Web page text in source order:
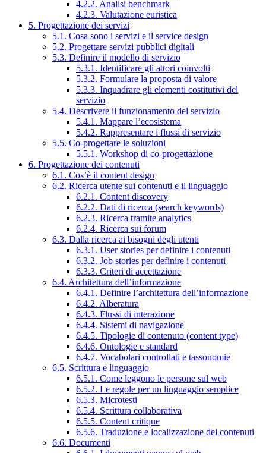
4.2.2. Analisi benchmark
4.2.3. Valutazione euristica
5. Progettazione dei servizi
5.1. Cosa sono i servizi e il service design
5.2. Progettare servizi pubblici digitali
5.3. Definire il modello di servizio
5.3.1. Identificare gli attori coinvolti
5.3.2. Formulare la proposta di valore
5.3.3. Inquadrare gli elementi costitutivi del
servizio
5.4. Descrivere il funzionamento del servizio
5.4.1. Mappare l’ecosistema
5.4.2. Rappresentare i flussi di servizio
5.5. Co-progettare le soluzioni
5.5.1. Workshop di co-progettazione
6. Progettazione dei contenuti
6.1. Cos’è il content design
6.2. Ricerca utente sui contenuti e il linguaggio
6.2.1. Content discovery
6.2.2. Dati di ricerca (search keywords)
6.2.3. Ricerca tramite analytics
6.2.4. Ricerca sui forum
6.3. Dalla ricerca ai bisogni degli utenti
6.3.1. User stories per definire i contenuti
6.3.2. Job stories per definire i contenuti
6.3.3. Criteri di accettazione
6.4. Architettura dell’informazione
6.4.1. Definire l’architettura dell’informazione
6.4.2. Alberatura
6.4.3. Flussi di interazione
6.4.4. Sistemi di navigazione
6.4.5. Tipologie di contenuto (content type)
6.4.6. Ontologie e standard
6.4.7. Vocabolari controllati e tassonomie
6.5. Scrittura e linguaggio
6.5.1. Come leggono le persone sul web
6.5.2. Le regole per un linguaggio semplice
6.5.3. Microtesti
6.5.4. Scrittura collaborativa
6.5.5. Content critique
6.5.6. Traduzione e localizzazione dei contenuti
6.6. Documenti